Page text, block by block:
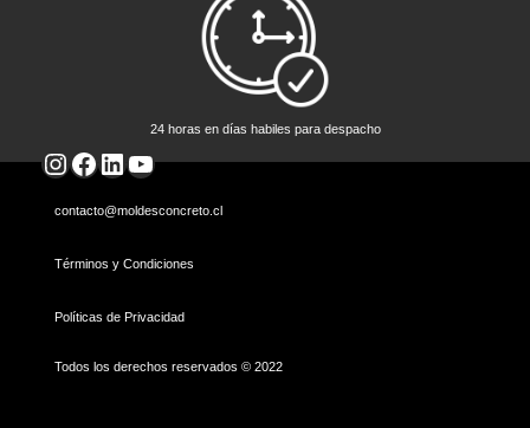
24 horas en días habiles para despacho
Instagram
Facebook
LinkedIn
YouTube
contacto@moldesconcreto.cl
Términos y Condiciones
Políticas de Privacidad
Todos los derechos reservados © 2022